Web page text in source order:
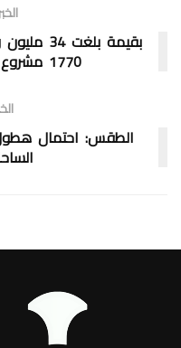
بقيمة
1770 مشروع في القطاع السمكي
الطقس: احتمال